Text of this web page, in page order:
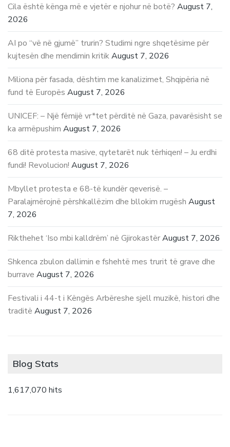
Cila është kënga më e vjetër e njohur në botë? August 7,
2026
AI po “vë në gjumë” trurin? Studimi ngre shqetësime për
kujtesën dhe mendimin kritikAugust 7, 2026
Miliona për fasada, dështim me kanalizimet, Shqipëria në
fund të Europës August 7, 2026
UNICEF: – Një fëmijë vr*tet përditë në Gaza, pavarësisht se
ka armëpushim August 7, 2026
68 ditë protesta masive, qytetarët nuk tërhiqen! – Ju erdhi
fundi! Revolucion! August 7, 2026
Mbyllet protesta e 68-të kundër qeverisë. –
Paralajmërojnë përshkallëzim dhe bllokim rrugësh August
7, 2026
Rikthehet ‘Iso mbi kalldrëm’ në GjirokastërAugust 7, 2026
Shkenca zbulon dallimin e fshehtë mes trurit të grave dhe
burrave August 7, 2026
Festivali i 44-t i Këngës Arbëreshe sjell muzikë, histori dhe
traditë August 7, 2026
Blog Stats
1,617,070 hits